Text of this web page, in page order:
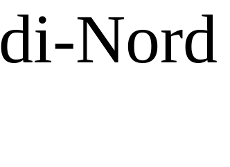
Nord